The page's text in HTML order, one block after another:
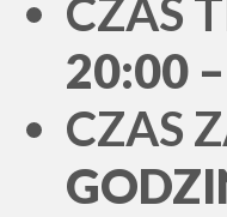
CZAS
20:00
CZAS